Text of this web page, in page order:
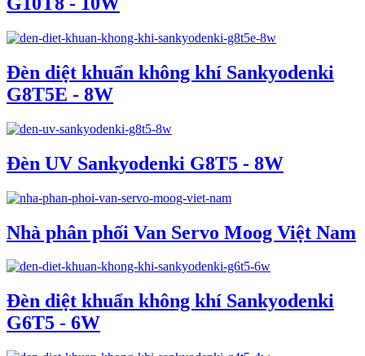
Đèn diệt khuẩn không khí Sankyodenki
G8T5E - 8W
Đèn UV Sankyodenki G8T5 - 8W
Nhà phân phối Van Servo Moog Việt Nam
Đèn diệt khuẩn không khí Sankyodenki
G6T5 - 6W